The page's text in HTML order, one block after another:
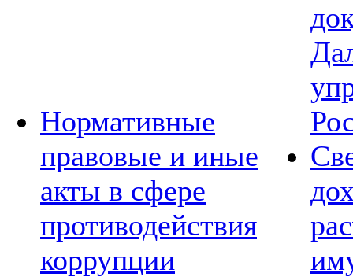
Нормативные
правовые и иные
акты в сфере
противодействия
коррупции